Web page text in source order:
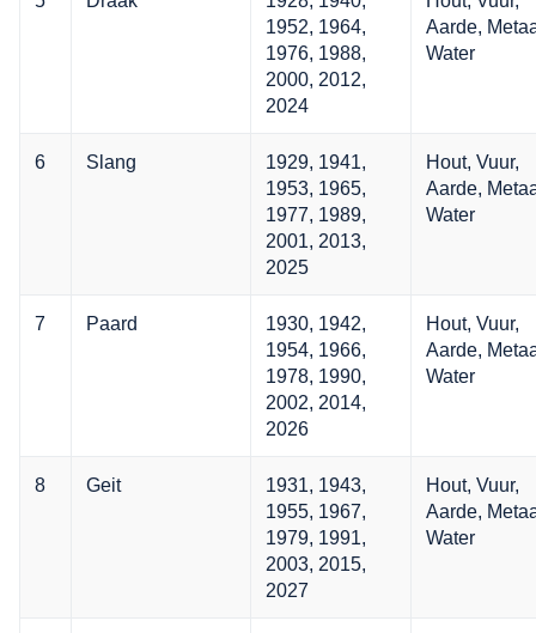
1952, 1964,
1976, 1988,
2000, 2012,
2024
Aarde,
Water
6 Slang
1929, 1941,
1953, 1965,
1977, 1989,
2001, 2013,
2025
Hout, Vuur,
Aarde,
Water
7 Paard
1930, 1942,
1954, 1966,
1978, 1990,
2002, 2014,
2026
Hout, Vuur,
Aarde,
Water
8 Geit
1931, 1943,
1955, 1967,
1979, 1991,
2003, 2015,
2027
Hout, Vuur,
Aarde,
Water